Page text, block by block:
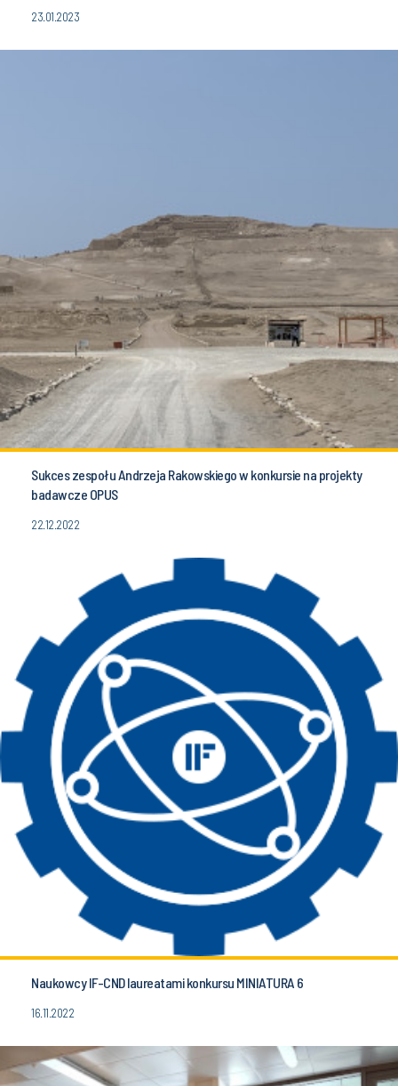
23.01.2023
Sukces zespołu Andrzeja Rakowskiego w konkursie na projekty
badawcze OPUS
22.12.2022
Naukowcy IF-CND laureatami konkursu MINIATURA 6
16.11.2022